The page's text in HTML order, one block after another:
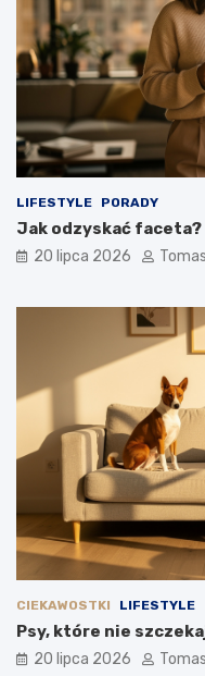
LIFESTYLE PORADY
Jak odzyskać faceta?
20 lipca 2026
CIEKAWOSTKI LIFESTYLE
Psy, które nie
20 lipca 2026